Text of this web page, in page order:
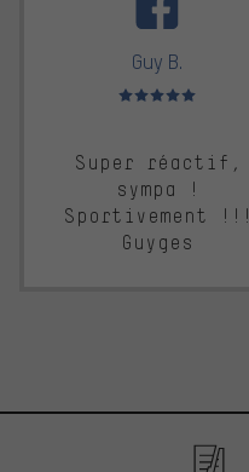
Guy B.
Note moyenne : 5 sur 5
Super réactif,
sympa !
Sportivement !!!
Guyges